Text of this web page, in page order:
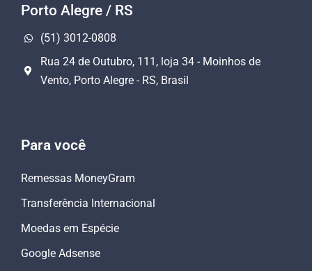
Porto Alegre / RS
(51) 3012-0808
Rua 24 de Outubro, 111, loja 34 - Moinhos de
Vento, Porto Alegre - RS, Brasil
Para você
Remessas MoneyGram
Transferência Internacional
Moedas em Espécie
Google Adsense